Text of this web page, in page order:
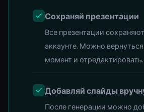
Сохраняй презентации
Все презентации
аккаунте. Можно
момент и отредактировать.
Добавляй слайды
После генерации можно